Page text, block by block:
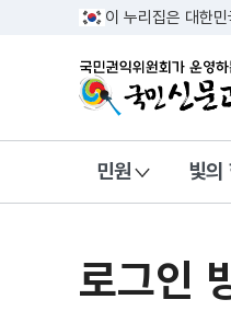
이 누리집은 대한
국민권익위원
민원 빛의
로그인